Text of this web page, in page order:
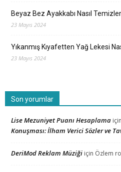
Beyaz Bez Ayakkabı Nasıl
23 Mayıs 2024
Yıkanmış Kıyafetten Yağ Lekesi
23 Mayıs 2024
Son yorumlar
Lise Mezuniyet Puanı Hesaplama için
Konuşması: İlham Verici Sözler ve
DeriMod Reklam Müziği için Özlem